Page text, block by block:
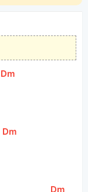
[Dm
[Dm
[Dm